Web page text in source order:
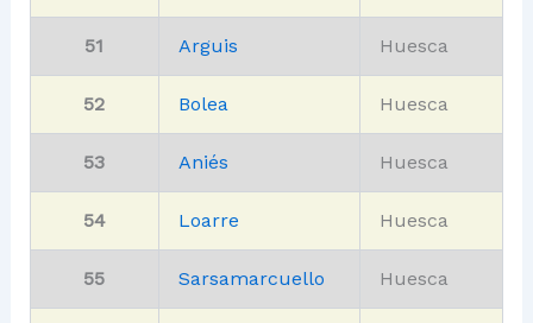
51 Arguis Huesca
52 Bolea Huesca
53 Aniés Huesca
54 Loarre Huesca
55 Sarsamarcuello Huesca